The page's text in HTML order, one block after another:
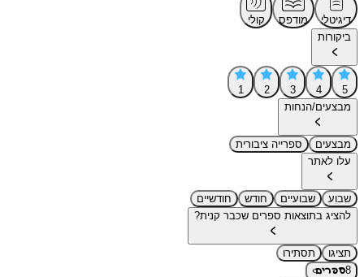
דיגיטלי מודפס
קולי
ביקורות
5
4
3
2
1
מבצעים/הנחות
מבצעים
ספרייה ציבורית
עלו לאתר
שבוע שבועיים חודש
חודשיים
להציג בתוצאות ספרים שכבר קנית?
תציגו
תסתירו
8ספרים›